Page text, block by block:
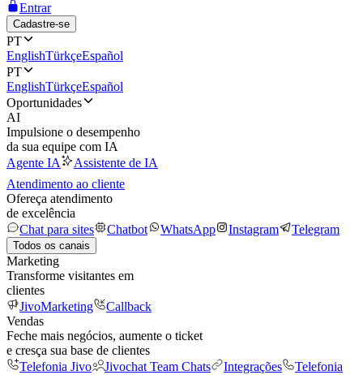
Entrar
Cadastre-se
PT
EnglishTürkçeEspañol
PT
EnglishTürkçeEspañol
Oportunidades
AI
Impulsione o desempenho
da sua equipe com IA
Agente IA
Assistente de IA
Atendimento ao cliente
Ofereça atendimento
de excelência
Chat para sites
Chatbot WhatsApp Instagram Telegram
Todos os canais
Marketing
Transforme visitantes em
clientes
JivoMarketing
Callback
Vendas
Feche mais negócios, aumente o ticket
e cresça sua base de clientes
Telefonia Jivo
Jivochat Team Chats Integrações
Telefonia